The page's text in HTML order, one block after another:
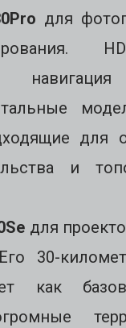
для
для
и
для
30-
как